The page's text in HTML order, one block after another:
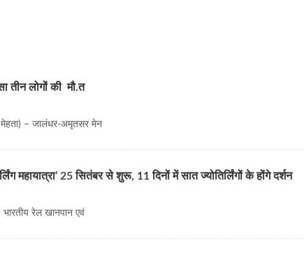
तीन लोगों की मौ.त
– जालंधर-अमृतसर मेन
महायात्रा’ 25 सितंबर से शुरू, 11 दिनों में सात ज्योतिर्लिंगों के होंगे दर्शन
रेल खानपान एवं